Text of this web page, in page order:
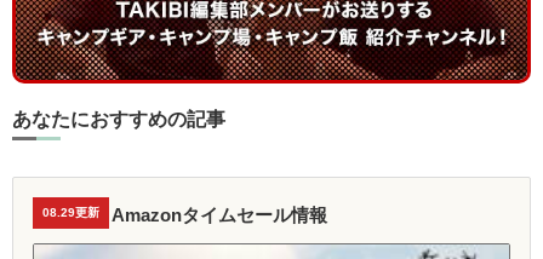
あなたにおすすめの記事
08.29更新 Amazonタイムセール情報